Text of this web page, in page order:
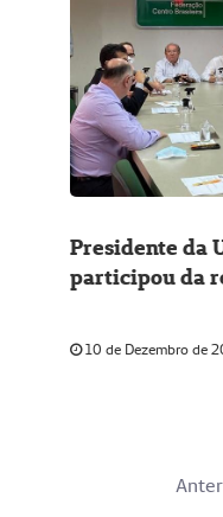
Presidente da
participou da
10 de Dezembro de